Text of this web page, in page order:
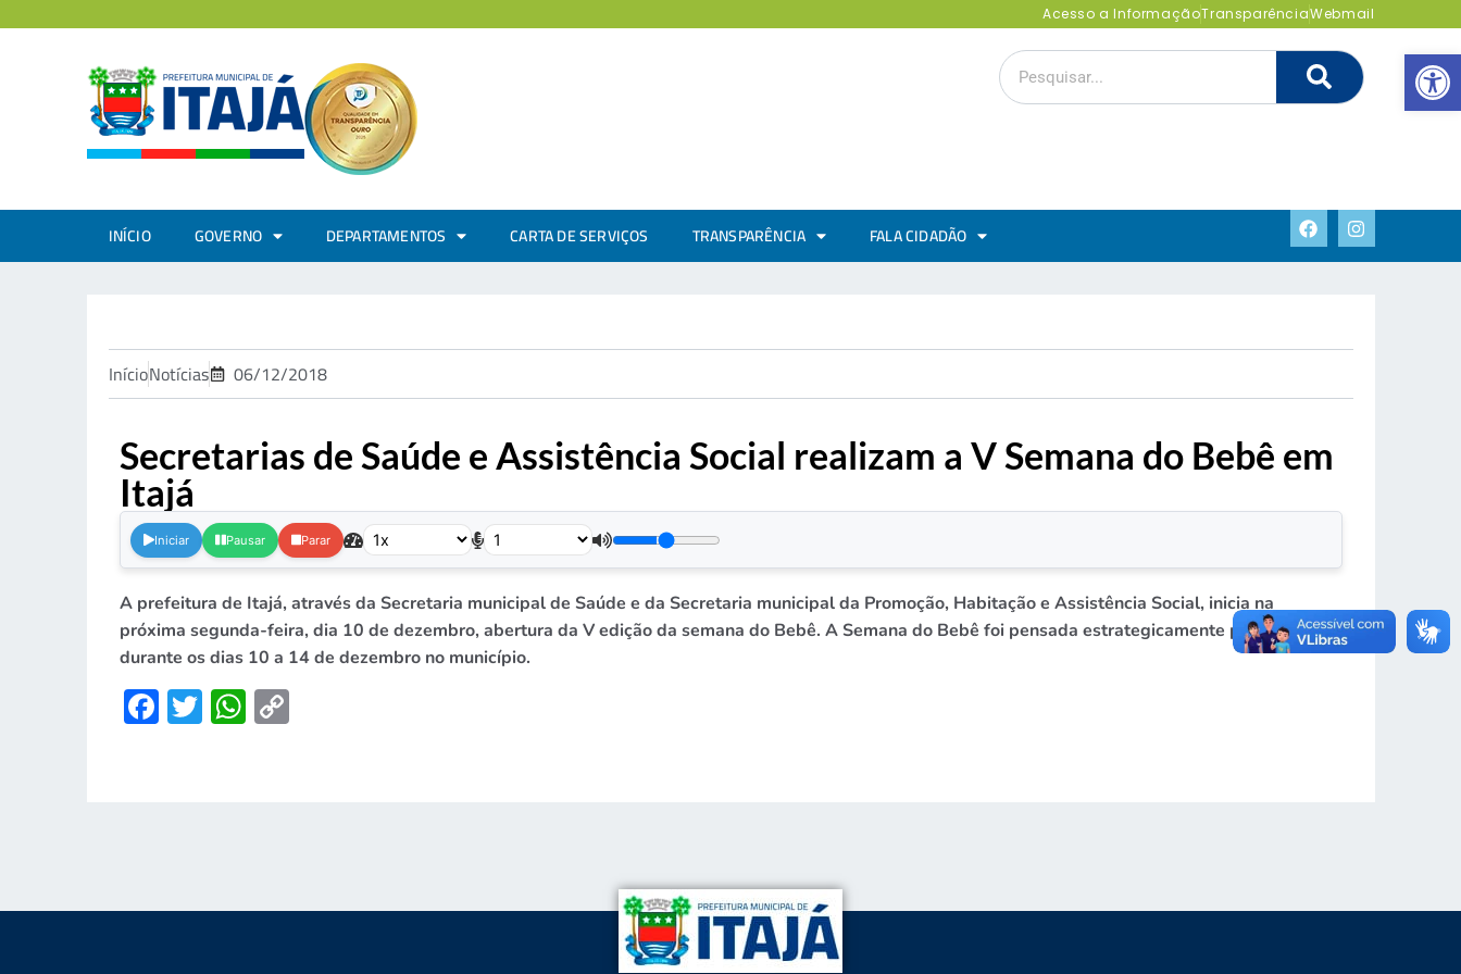
Abrir
Acesso a InformaçãoTransparênciaWebmail
INÍCIO GOVERNO DEPARTAMENTOS CARTA DE SERVIÇOS TRANSPARÊNCIA FALA CIDADÃO
InícioNotícias 06/12/2018
Secretarias de Saúde e Assistência Social realizam a V Semana do Bebê em
Itajá
Iniciar Pausar Parar
A prefeitura de Itajá, através da Secretaria municipal de Saúde e da Secretaria municipal da Promoção, Habitação e Assistência Social, inicia na
próxima segunda-feira, dia 10 de dezembro, abertura da V edição da semana do Bebê. A Semana do Bebê foi pensada estrategicamente para ocorrer
durante os dias 10 a 14 de dezembro no município.
Facebook
TwitterWhatsApp
Copy